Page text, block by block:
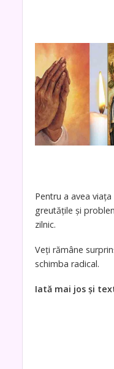
Pentru a avea
greutățile și
zilnic.
Veți rămâne
schimba radical.
Iată mai jos și